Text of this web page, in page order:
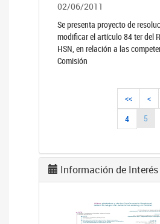
02/06/2011
Se presenta proyecto de
modificar el artículo 84 ter del
HSN, en relación a las
Comisión
<< <
4
5
Información de Interés